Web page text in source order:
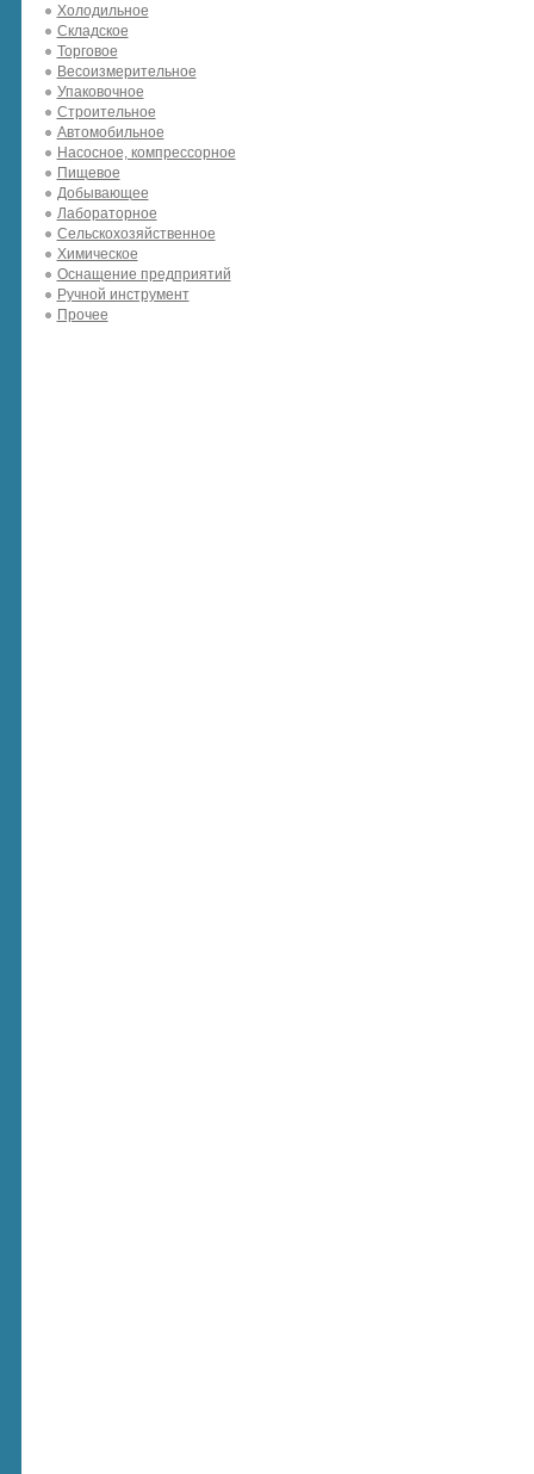
Холодильное
Складское
Торговое
Весоизмерительное
Упаковочное
Строительное
Автомобильное
Насосное, компрессорное
Пищевое
Добывающее
Лабораторное
Сельскохозяйственное
Химическое
Оснащение предприятий
Ручной инструмент
Прочее